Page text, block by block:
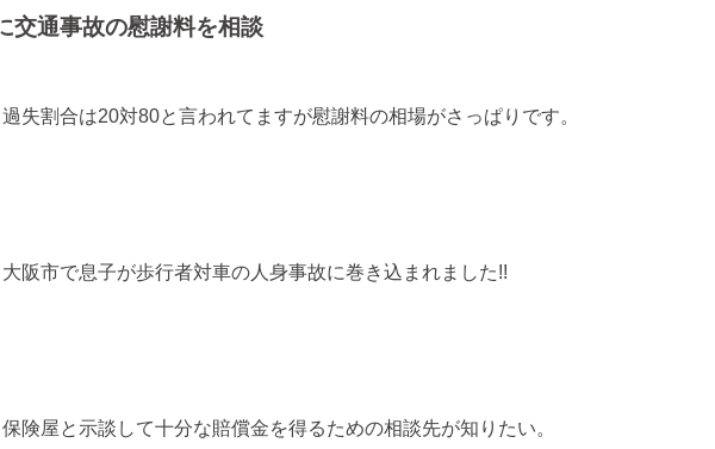
交通事故の慰謝料を相談
過失割合は20対80と言われてますが慰謝料の相場がさっぱりです。
大阪市で息子が歩行者対車の人身事故に巻き込まれました!!
保険屋と示談して十分な賠償金を得るための相談先が知りたい。